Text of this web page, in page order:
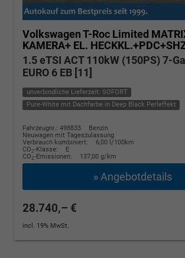
Volkswagen T-Roc Limited
KAMERA+ EL.
1.5 eTSI ACT 110kW (150PS) 7-
EURO 6 EB [11]
unverbindliche Lieferzeit: SOFORT
Pure-White mit Dachfarbe in Deep Black Perleffekt
Fahrzeugnr.: 498833
Benzin
Neuwagen mit Tageszulassung
Verbrauch kombiniert:
6,00 l/100km
CO2-Klasse:
E
CO2-Emissionen: 137,00 g/km
» Angebotdetails
28.740,– €
incl. 19% MwSt.